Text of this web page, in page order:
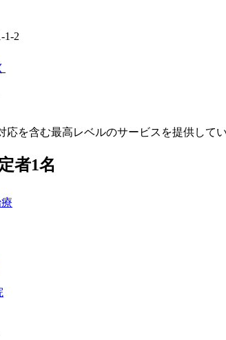
1-2
応を含む最高レベルのサービスを提供して
者1名